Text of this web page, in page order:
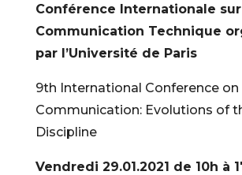
Conférence Internationale
Communication Technique
par l’Université de Paris
9th International Conference on
Communication: Evolutions of
Discipline
Vendredi 29.01.2021 de 10h à